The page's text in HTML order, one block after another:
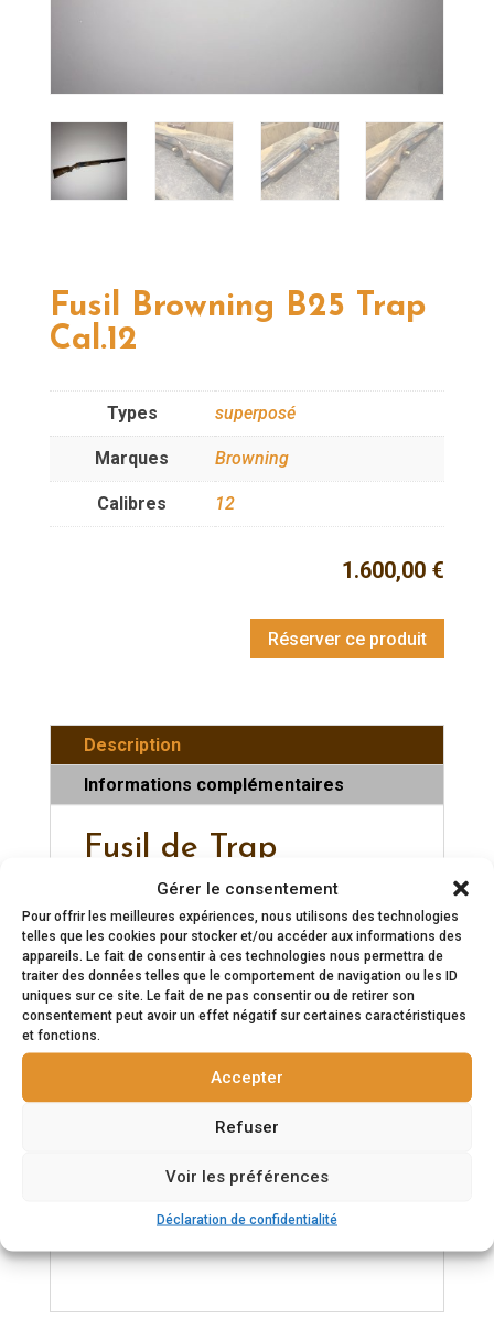
Gérer le consentement
Pour offrir les meilleures expériences, nous utilisons des technologies
telles que les cookies pour stocker et/ou accéder aux informations des
appareils. Le fait de consentir à ces technologies nous permettra de
traiter des données telles que le comportement de navigation ou les ID
uniques sur ce site. Le fait de ne pas consentir ou de retirer son
consentement peut avoir un effet négatif sur certaines caractéristiques
et fonctions.
Accepter
Refuser
Voir les préférences
Déclaration de confidentialité
Fusil Browning B25 Trap
Cal.12
Types superposé
Marques Browning
Calibres 12
1.600,00 €
Réserver ce produit
Description
Informations complémentaires
Fusil de Trap
Browning B25
Symbole de tradition et de savoir-faire
belge, le B25 incarne l'élégance, la
précision et la fiabilité. Un fusil de
légende, conçu our les passionnés
exigeants.
Mono détente
Longueur de crosse de 36 cm
Chokage : 1/2 / 1/2
Fusil en très bon état général